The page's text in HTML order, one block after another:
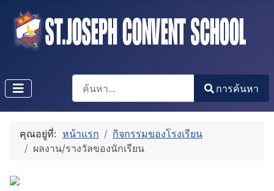
การค้นหา
Type 2 or more characters for results.
การค้นหา
คุณอยู่ที่: หน้าแรก
กิจกรรมของโรงเรียน
ผลงาน/รางวัลของนักเรียน